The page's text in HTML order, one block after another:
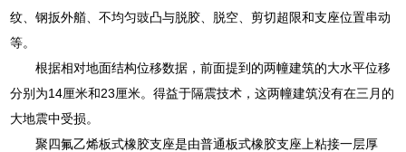
纹、钢扳外艏、不均匀豉凸与脱胶、脱空、剪切超限和支座位置串动
等。
根据相对地面结构位移数据，前面提到的两幢建筑的大水平位移
分别为14厘米和23厘米。得益于隔震技术，这两幢建筑没有在三月的
大地震中受损。
聚四氟乙烯板式橡胶支座是由普通板式橡胶支座上粘接一层厚